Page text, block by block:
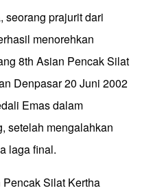
seorang prajurit dari
menorehkan
8th Asian Pencak Silat
Denpasar 20 Juni 2002
Emas dalam
setelah mengalahkan
laga final.
Silat Kertha